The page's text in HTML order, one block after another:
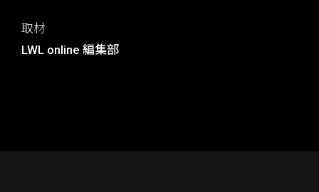
取材
LWL online 編集部